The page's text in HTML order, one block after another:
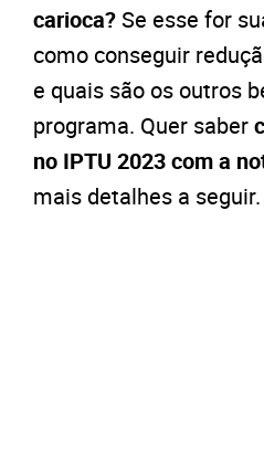
carioca?Se esse for
como conseguir
e quais são os outros
programa. Quer saber
no IPTU 2023 com a
mais detalhes a seguir.